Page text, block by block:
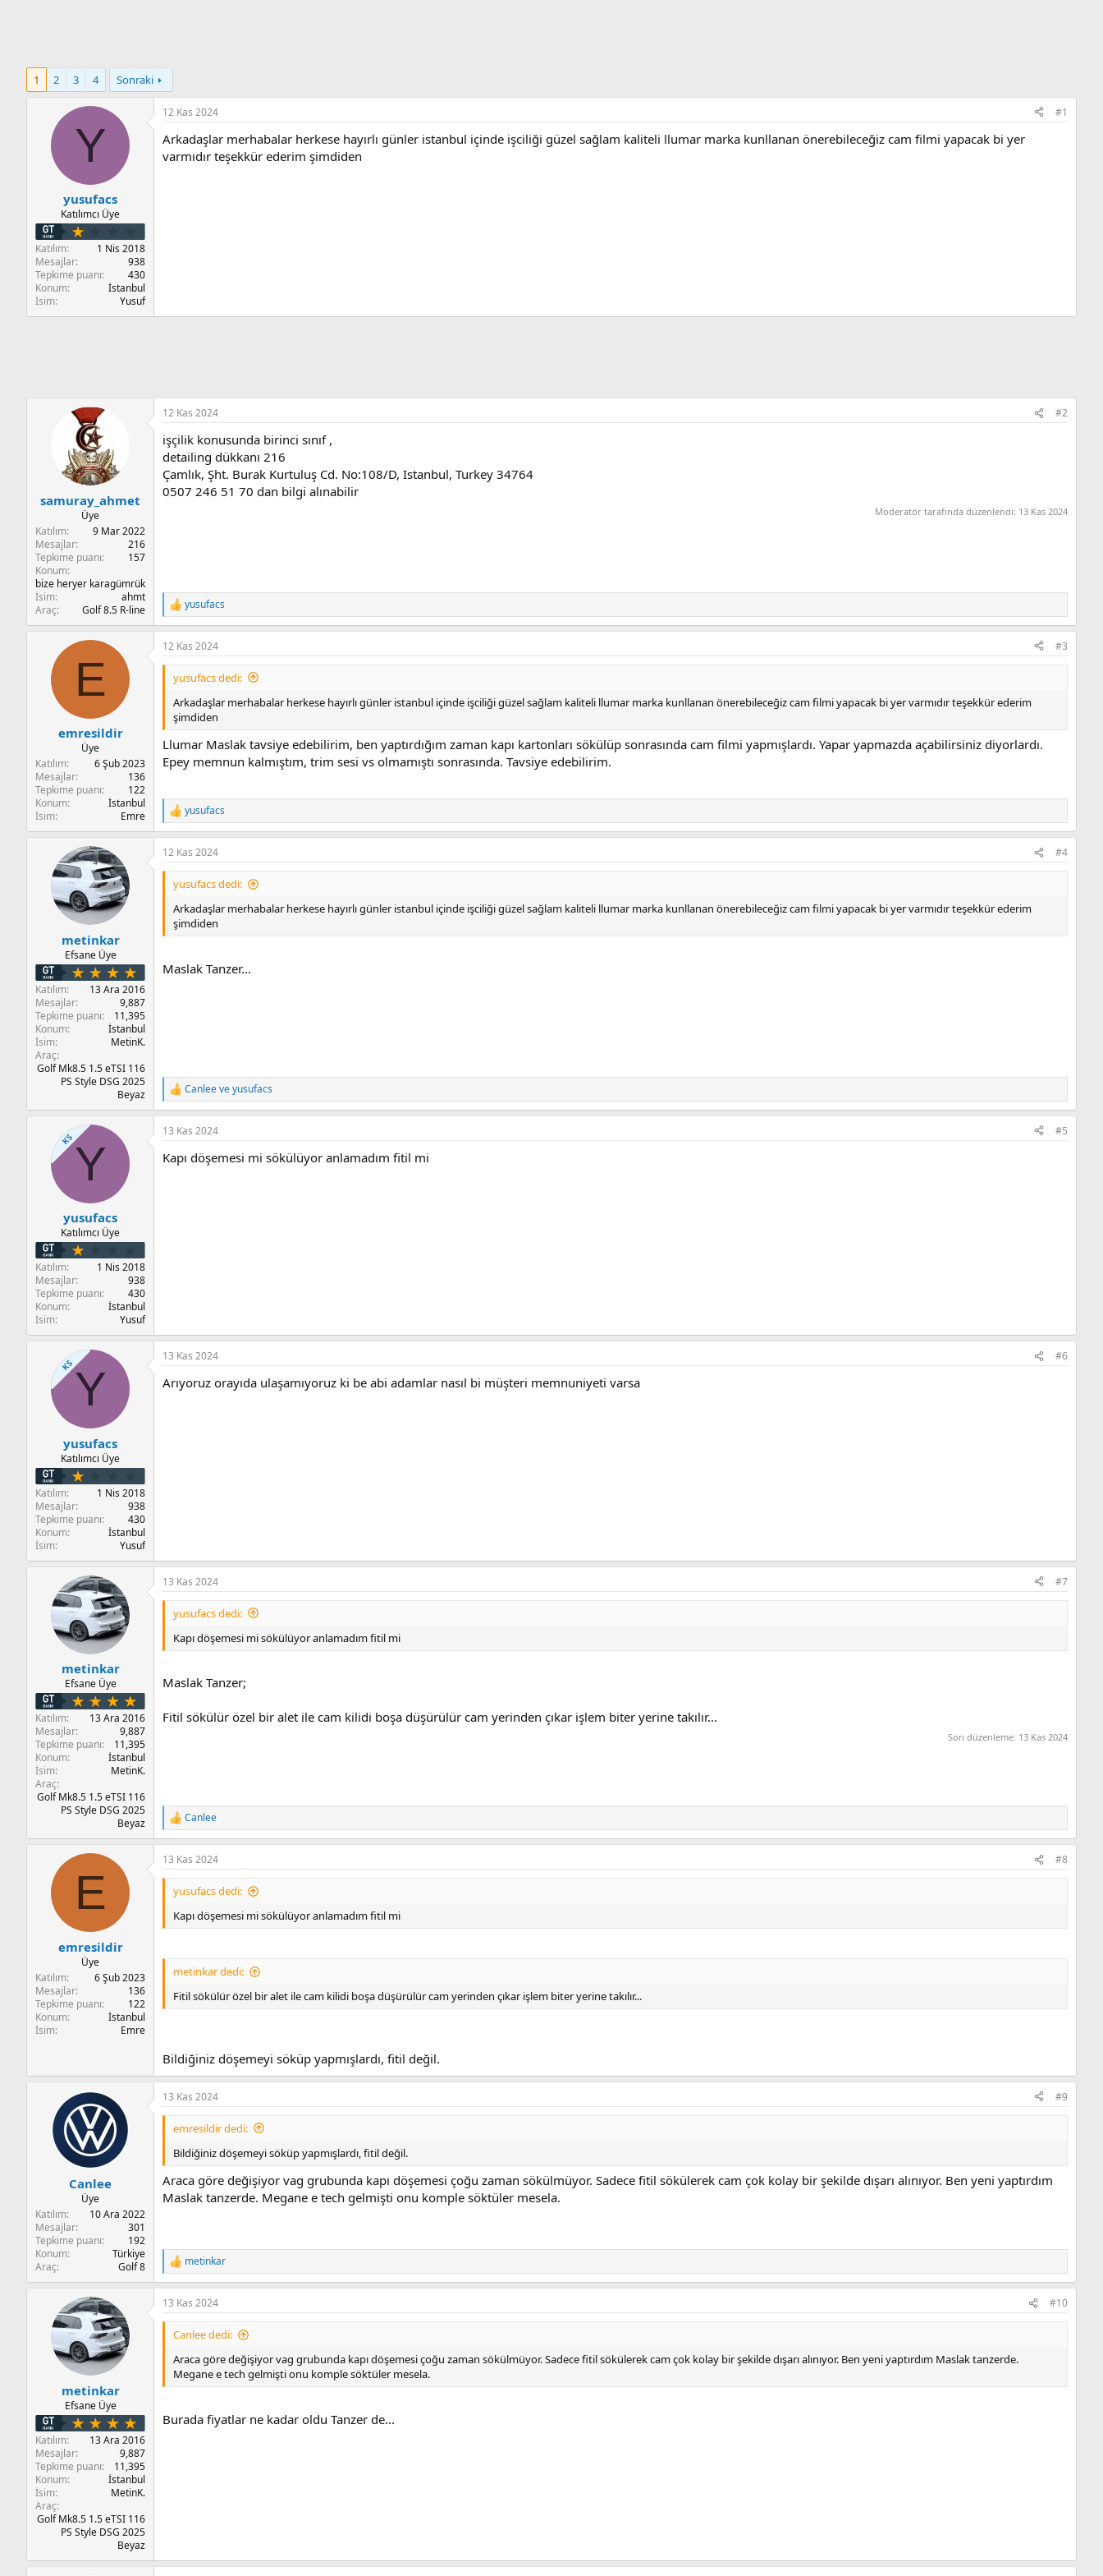
1 2 3 4 Sonraki
Y
yusufacs
Katılımcı Üye
Katılım
1 Nis 2018
Mesajlar
938
Tepkime puanı
430
Konum
İstanbul
İsim
Yusuf
12 Kas 2024 #1
Arkadaşlar merhabalar herkese hayırlı günler istanbul içinde işciliği güzel sağlam kaliteli llumar marka kunllanan önerebileceğiz cam filmi yapacak bi yer
varmıdır teşekkür ederim şimdiden
samuray_ahmet
Üye
Katılım
9 Mar 2022
Mesajlar
216
Tepkime puanı
157
Konum
bize heryer karagümrük
İsim
ahmt
Araç
Golf 8.5 R-line
12 Kas 2024 #2
işçilik konusunda birinci sınıf ,
detailing dükkanı 216
Çamlık, Şht. Burak Kurtuluş Cd. No:108/D, Istanbul, Turkey 34764
0507 246 51 70 dan bilgi alınabilir
Moderatör tarafında düzenlendi: 13 Kas 2024
T
e
p
k
i
e
yusufacs
E
emresildir
Üye
Katılım
6 Şub 2023
Mesajlar
136
Tepkime puanı
122
Konum
İstanbul
İsim
Emre
12 Kas 2024 #3
yusufacs dedi:
Arkadaşlar merhabalar herkese hayırlı günler istanbul içinde işciliği güzel sağlam kaliteli llumar marka kunllanan önerebileceğiz cam filmi yapacak bi yer varmıdır teşekkür ederim
şimdiden
Llumar Maslak tavsiye edebilirim, ben yaptırdığım zaman kapı kartonları sökülüp sonrasında cam filmi yapmışlardı. Yapar yapmazda açabilirsiniz diyorlardı.
Epey memnun kalmıştım, trim sesi vs olmamıştı sonrasında. Tavsiye edebilirim.
T
e
p
k
i
e
yusufacs
metinkar
Efsane Üye
Katılım
13 Ara 2016
Mesajlar
9,887
Tepkime puanı
11,395
Konum
İstanbul
İsim
MetinK.
Araç
Golf Mk8.5 1.5 eTSI 116
PS Style DSG 2025
Beyaz
12 Kas 2024 #4
yusufacs dedi:
Arkadaşlar merhabalar herkese hayırlı günler istanbul içinde işciliği güzel sağlam kaliteli llumar marka kunllanan önerebileceğiz cam filmi yapacak bi yer varmıdır teşekkür ederim
şimdiden
Maslak Tanzer...
T
e
p
k
l
Canleeveyusufacs
KSY
yusufacs
Katılımcı Üye
Katılım
1 Nis 2018
Mesajlar
938
Tepkime puanı
430
Konum
İstanbul
İsim
Yusuf
13 Kas 2024 #5
Kapı döşemesi mi sökülüyor anlamadım fitil mi
KSY
yusufacs
Katılımcı Üye
Katılım
1 Nis 2018
Mesajlar
938
Tepkime puanı
430
Konum
İstanbul
İsim
Yusuf
13 Kas 2024 #6
Arıyoruz orayıda ulaşamıyoruz ki be abi adamlar nasıl bi müşteri memnuniyeti varsa
metinkar
Efsane Üye
Katılım
13 Ara 2016
Mesajlar
9,887
Tepkime puanı
11,395
Konum
İstanbul
İsim
MetinK.
Araç
Golf Mk8.5 1.5 eTSI 116
PS Style DSG 2025
Beyaz
13 Kas 2024 #7
yusufacs dedi:
Kapı döşemesi mi sökülüyor anlamadım fitil mi
Maslak Tanzer;
Fitil sökülür özel bir alet ile cam kilidi boşa düşürülür cam yerinden çıkar işlem biter yerine takılır...
Son düzenleme: 13 Kas 2024
T
e
p
k
i
e
:
Canlee
E
emresildir
Üye
Katılım
6 Şub 2023
Mesajlar
136
Tepkime puanı
122
Konum
İstanbul
İsim
Emre
13 Kas 2024 #8
yusufacs dedi:
Kapı döşemesi mi sökülüyor anlamadım fitil mi
metinkar dedi:
Fitil sökülür özel bir alet ile cam kilidi boşa düşürülür cam yerinden çıkar işlem biter yerine takılır...
Bildiğiniz döşemeyi söküp yapmışlardı, fitil değil.
Canlee
Üye
Katılım
10 Ara 2022
Mesajlar
301
Tepkime puanı
192
Konum
Türkiye
Araç
Golf 8
13 Kas 2024 #9
emresildir dedi:
Bildiğiniz döşemeyi söküp yapmışlardı, fitil değil.
Araca göre değişiyor vag grubunda kapı döşemesi çoğu zaman sökülmüyor. Sadece fitil sökülerek cam çok kolay bir şekilde dışarı alınıyor. Ben yeni yaptırdım
Maslak tanzerde. Megane e tech gelmişti onu komple söktüler mesela.
T
e
p
k
i
metinkar
metinkar
Efsane Üye
Katılım
13 Ara 2016
Mesajlar
9,887
Tepkime puanı
11,395
Konum
İstanbul
İsim
MetinK.
Araç
Golf Mk8.5 1.5 eTSI 116
PS Style DSG 2025
Beyaz
13 Kas 2024 #10
Canlee dedi:
Araca göre değişiyor vag grubunda kapı döşemesi çoğu zaman sökülmüyor. Sadece fitil sökülerek cam çok kolay bir şekilde dışarı alınıyor. Ben yeni yaptırdım Maslak tanzerde.
Megane e tech gelmişti onu komple söktüler mesela.
Burada fiyatlar ne kadar oldu Tanzer de...